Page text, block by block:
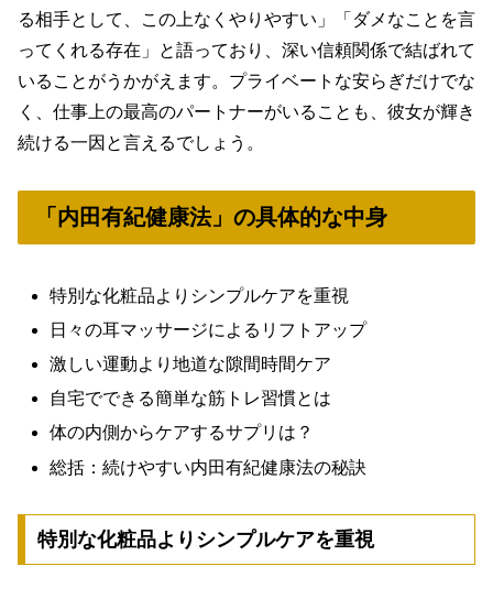
る相手として、この上なくやりやすい」「ダメなことを言
ってくれる存在」と語っており、深い信頼関係で結ばれて
いることがうかがえます。プライベートな安らぎだけでな
く、仕事上の最高のパートナーがいることも、彼女が輝き
続ける一因と言えるでしょう。
「内田有紀健康法」の具体的な中身
特別な化粧品よりシンプルケアを重視
日々の耳マッサージによるリフトアップ
激しい運動より地道な隙間時間ケア
自宅でできる簡単な筋トレ習慣とは
体の内側からケアするサプリは？
総括：続けやすい内田有紀健康法の秘訣
特別な化粧品よりシンプルケアを重視